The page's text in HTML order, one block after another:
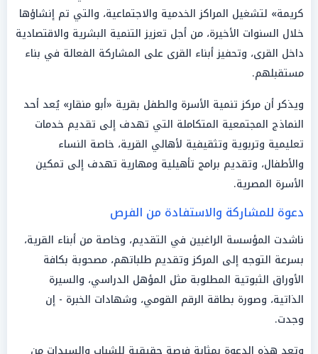
كريمة» لتشغيل المراكز الخدمية والاجتماعية، والتي تم إنشاؤها
خلال السنوات الأخيرة، من أجل تعزيز التنمية البشرية والاقتصادية
داخل القرى، وتحفيز أبناء القرى على المشاركة الفعالة في بناء
مستقبلهم.
ويذكر أن مركز تنمية الأسرة والطفل بقرية «أبو منقار» يُعد أحد
النماذج المجتمعية المتكاملة التي تهدف إلى تقديم خدمات
تعليمية وتربوية وتثقيفية لأهالي القرية، خاصة النساء
والأطفال، وتقديم برامج تأهيلية ومهارية تهدف إلى تمكين
الأسرة المصرية.
دعوة للمشاركة والاستفادة من الفرص
ناشدت المؤسسة الراغبين في التقديم، وخاصة من أبناء القرية،
بسرعة التوجه إلى المركز وتقديم طلباتهم، مصحوبة بكافة
الأوراق الثبوتية المطلوبة مثل المؤهل الدراسي، والسيرة
الذاتية، وصورة بطاقة الرقم القومي، وشهادات الخبرة - إن
وجدت.